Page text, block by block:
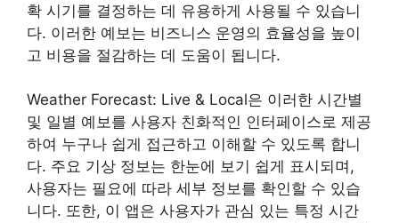
확 시기를 결정하는 데 유용하게 사용될 수 있습니
다. 이러한 예보는 비즈니스 운영의 효율성을 높이
고 비용을 절감하는 데 도움이 됩니다.
Weather Forecast: Live & Local은 이러한 시간별
및 일별 예보를 사용자 친화적인 인터페이스로 제공
하여 누구나 쉽게 접근하고 이해할 수 있도록 합니
다. 주요 기상 정보는 한눈에 보기 쉽게 표시되며,
사용자는 필요에 따라 세부 정보를 확인할 수 있습
니다. 또한, 이 앱은 사용자가 관심 있는 특정 시간